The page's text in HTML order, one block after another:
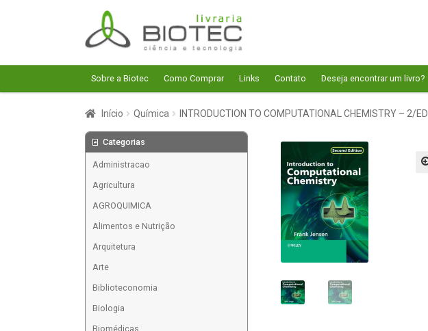
Pular
para
navegação
Pular
para
o
conteúdo
Sobre a Biotec Como Comprar Links Contato Deseja encontrar um livro?
Início Química INTRODUCTION TO COMPUTATIONAL CHEMISTRY – 2/ED
Categorias
Administracao
Agricultura
AGROQUIMICA
Alimentos e Nutrição
Arquitetura
Arte
Biblioteconomia
Biologia
Biomédicas